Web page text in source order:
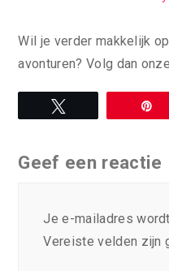
Wil je verder makkelijk
avonturen? Volg dan onze
Geef een reactie
Je e-mailadres
Vereiste velden zijn